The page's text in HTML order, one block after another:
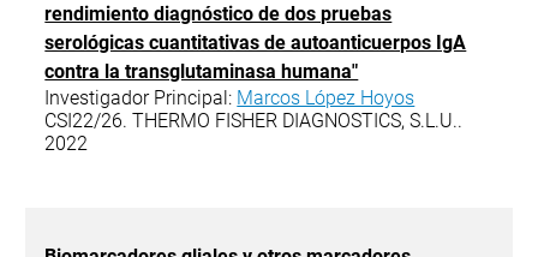
rendimiento diagnóstico de dos pruebas
serológicas cuantitativas de autoanticuerpos IgA
contra la transglutaminasa humana"
Investigador Principal: Marcos López Hoyos
CSI22/26. THERMO FISHER DIAGNOSTICS, S.L.U..
2022